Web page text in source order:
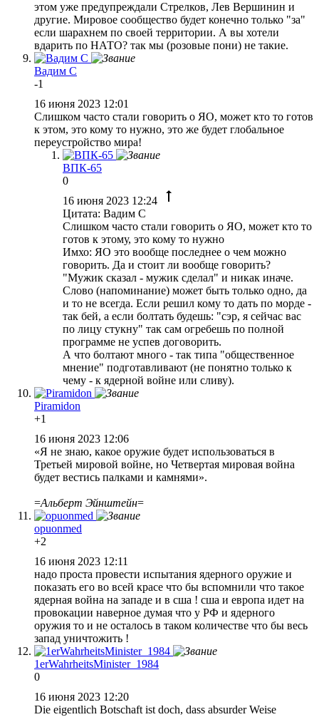
этом уже предупреждали Стрелков, Лев Вершинин и
другие. Мировое сообщество будет конечно только "за"
если шарахнем по своей территории. А вы хотели
вдарить по НАТО? так мы (розовые пони) не такие.
Вадим С
-1
16 июня 2023 12:01
Слишком часто стали говорить о ЯО, может кто то готов
к этом, это кому то нужно, это же будет глобальное
переустройство мира!
ВПК-65
0
16 июня 2023 12:24
Цитата: Вадим С
Слишком часто стали говорить о ЯО, может кто то
готов к этому, это кому то нужно
Имхо: ЯО это вообще последнее о чем можно
говорить. Да и стоит ли вообще говорить?
"Мужик сказал - мужик сделал" и никак иначе.
Слово (напоминание) может быть только одно, да
и то не всегда. Если решил кому то дать по морде -
так бей, а если болтать будешь: "сэр, я сейчас вас
по лицу стукну" так сам огребешь по полной
программе не успев договорить.
А что болтают много - так типа "общественное
мнение" подготавливают (не понятно только к
чему - к ядерной войне или сливу).
Piramidon
+1
16 июня 2023 12:06
«Я не знаю, какое оружие будет использоваться в
Третьей мировой войне, но Четвертая мировая война
будет вестись палками и камнями».
=Альберт Эйнштейн=
opuonmed
+2
16 июня 2023 12:11
надо проста провести испытания ядерного оружие и
показать его во всей красе что бы вспомнили что такое
ядерная война на западе и в сша ! сша и европа идет на
провокации наверное думая что у РФ и ядерного
оружия то и не осталось в таком количестве что бы весь
запад уничтожить !
1erWahrheitsMinister_1984
0
16 июня 2023 12:20
Die eigentlich Botschaft ist doch, dass absurder Weise